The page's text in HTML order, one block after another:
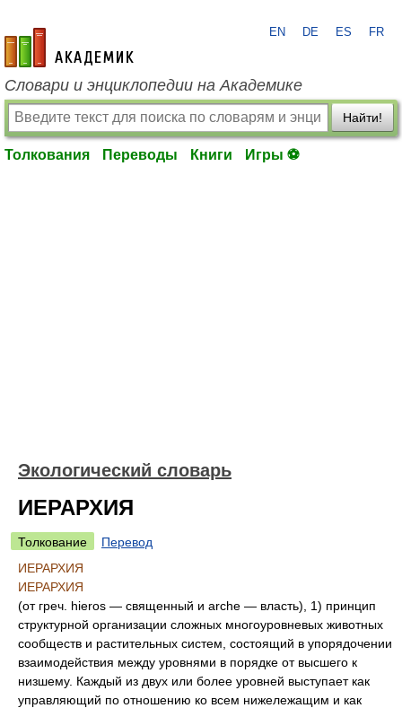
academic.ru
EN DE ES FR
Словари и энциклопедии на Академике
Найти!
Толкования Переводы Книги Игры ⚽
Экологический словарь
ИЕРАРХИЯ
Толкование
Перевод
ИЕРАРХИЯ
ИЕРАРХИЯ
(от греч. hieros — священный и arche — власть), 1) принцип
структурной организации сложных многоуровневых животных
сообществ и растительных систем, состоящий в упорядочении
взаимодействия между уровнями в порядке от высшего к
низшему. Каждый из двух или более уровней выступает как
управляющий по отношению ко всем нижележащим и как